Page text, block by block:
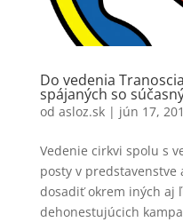
Do vedenia
spájaných so
od asloz.sk| jún 17,
Vedenie cirkvi spolu s
posty v predstavenstve
dosadiť okrem iných aj
dehonestujúcich